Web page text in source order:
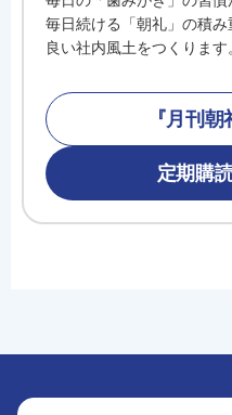
毎日続ける「朝礼」の積み
良い社内風土をつくります
『月刊
定期購